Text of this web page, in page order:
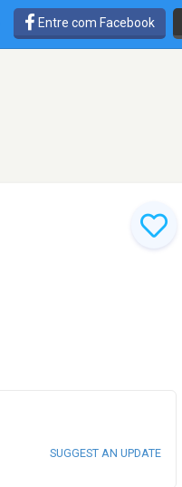
Entre com Facebook
SUGGEST AN UPDATE